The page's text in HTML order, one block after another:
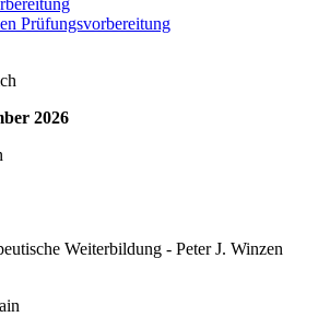
Prüfungsvorbereitung
2026
Weiterbildung - Peter J. Winzen